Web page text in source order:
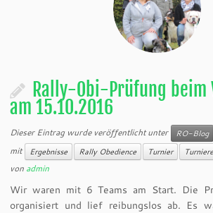
Rally-Obi-Prüfung beim
am 15.10.2016
Dieser Eintrag wurde veröffentlicht unter RO-Blog
mit
Ergebnisse Rally Obedience Turnier Turniere
von admin
Wir waren mit 6 Teams am Start. Die
organisiert und lief reibungslos ab. Es